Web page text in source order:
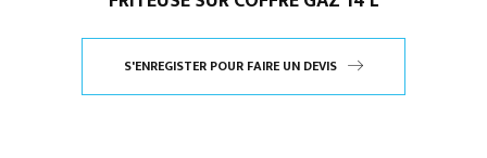
S'ENREGISTER POUR FAIRE UN DEVIS